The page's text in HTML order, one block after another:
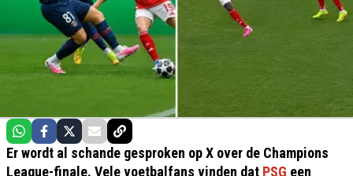
Er wordt al schande gesproken op X over de Champions
League-finale. Vele voetbalfans vinden dat PSG een